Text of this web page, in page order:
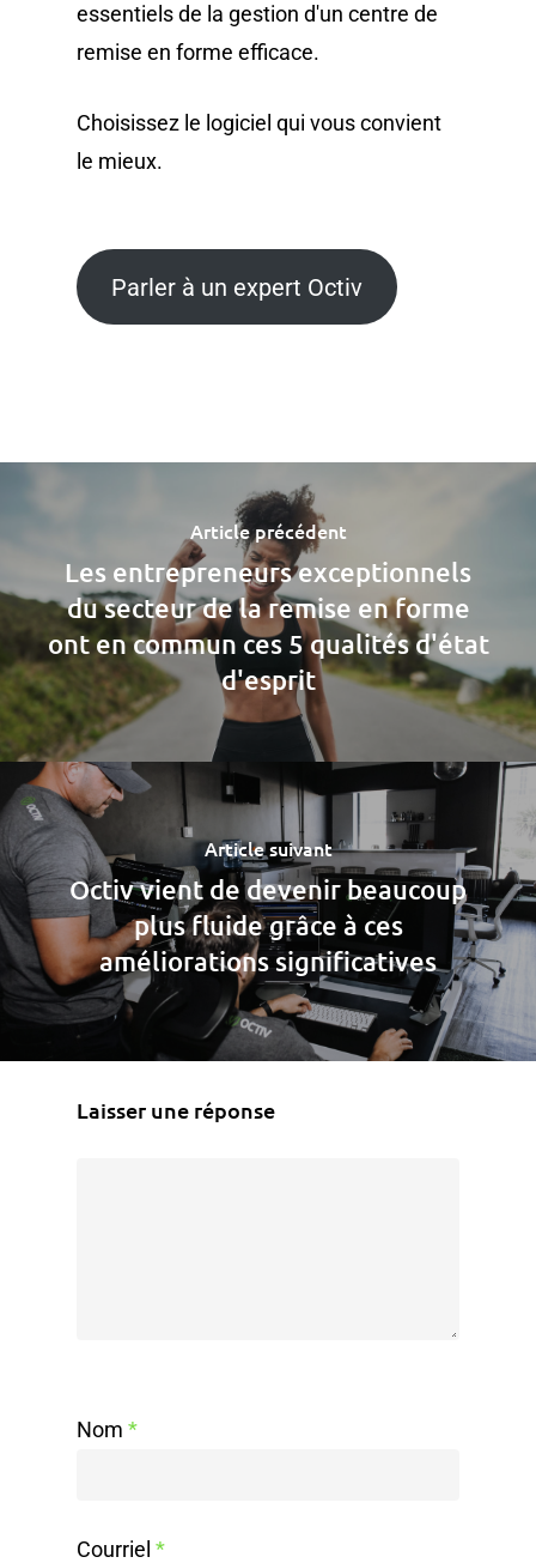
essentiels de la gestion d'un centre de
remise en forme efficace.
Choisissez le logiciel qui vous convient
le mieux.
Parler à un expert Octiv
Article précédent
Les entrepreneurs exceptionnels
du secteur de la remise en forme
ont en commun ces 5 qualités d'état
d'esprit
Article suivant
Octiv vient de devenir beaucoup
plus fluide grâce à ces
améliorations significatives
Laisser une réponse
Nom *
Courriel *